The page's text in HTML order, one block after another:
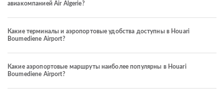
авиакомпанией Air Algerie?
Какие терминалы и аэропортовые удобства доступны в Houari
Boumediene Airport?
Какие аэропортовые маршруты наиболее популярны в Houari
Boumediene Airport?